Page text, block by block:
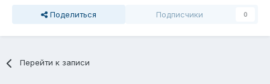
Поделиться Подписчики 0
Перейти к записи